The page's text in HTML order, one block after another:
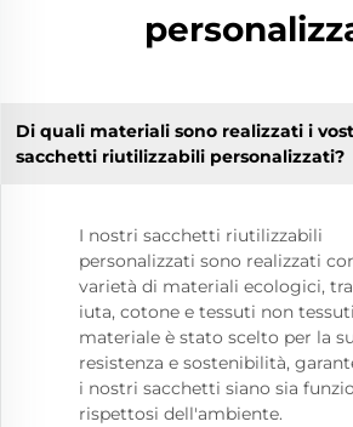
Di quali materiali sono realizzati i
sacchetti riutilizzabili personalizzati?
I nostri sacchetti riutilizzabili
personalizzati sono realizzati
varietà di materiali ecologici,
iuta, cotone e tessuti non
materiale è stato scelto per la
resistenza e sostenibilità,
i nostri sacchetti siano sia
rispettosi dell'ambiente.